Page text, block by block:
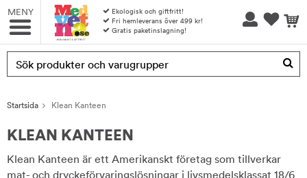
MENY
Ekologisk och giftfritt!
Fri hemleverans över 499 kr!
Gratis paketinslagning!
Produkten har blivit tillagd i varukorgen
Startsida Klean Kanteen
KLEAN KANTEEN
Klean Kanteen är ett Amerikanskt företag som tillverkar
mat- och dryckeförvaringslösningar i livsmedelsklassat 18/6